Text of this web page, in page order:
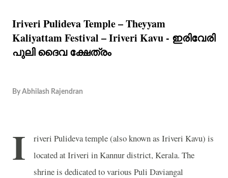
Iriveri Pulideva Temple – Theyyam
Kaliyattam Festival – Iriveri Kavu - ഇരിവേരി
പുലി ദൈവ ക്ഷേത്രം
By Abhilash Rajendran
I
riveri Pulideva temple (also known as Iriveri Kavu) is
located at Iriveri in Kannur district, Kerala. The
shrine is dedicated to various Puli Daviangal